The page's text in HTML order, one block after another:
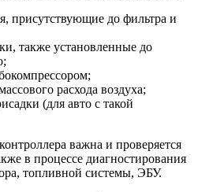
присутствующие до фильтра и
также установленные до
расхода воздуха;
(для авто с такой
важна и проверяется
в процессе диагностирования
топливной системы, ЭБУ.